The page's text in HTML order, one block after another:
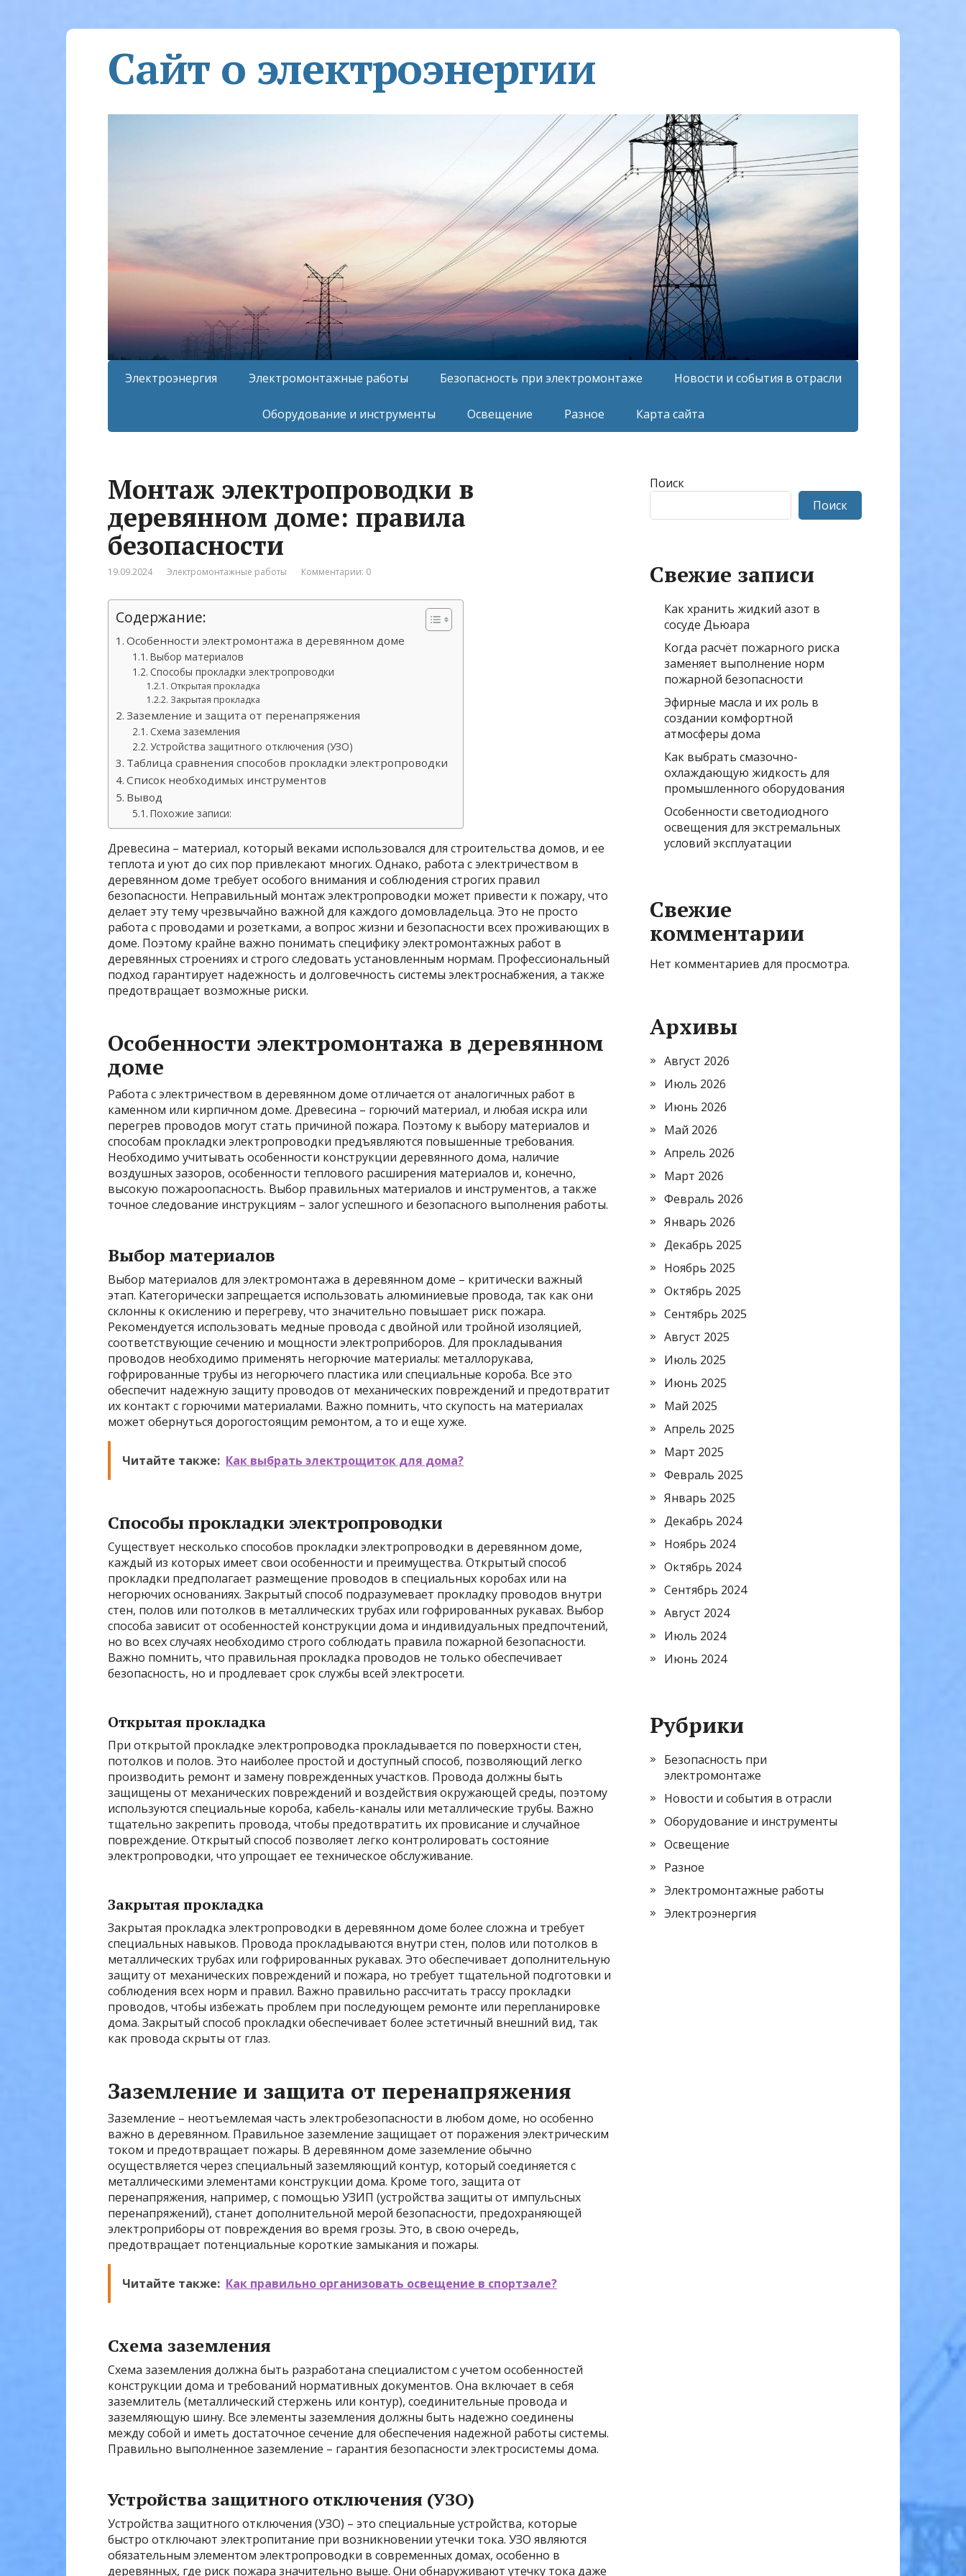
Сайт о электроэнергии
Электроэнергия Электромонтажные работы Безопасность при электромонтаже Новости и события в отрасли
Оборудование и инструменты Освещение Разное Карта сайта
Монтаж электропроводки в
деревянном доме: правила
безопасности
19.09.2024 Электромонтажные работы Комментарии: 0
Содержание:
Особенности электромонтажа в деревянном доме
Выбор материалов
Способы прокладки электропроводки
Открытая прокладка
Закрытая прокладка
Заземление и защита от перенапряжения
Схема заземления
Устройства защитного отключения (УЗО)
Таблица сравнения способов прокладки электропроводки
Список необходимых инструментов
Вывод
Похожие записи:
Древесина – материал, который веками использовался для строительства домов, и ее
теплота и уют до сих пор привлекают многих. Однако, работа с электричеством в
деревянном доме требует особого внимания и соблюдения строгих правил
безопасности. Неправильный монтаж электропроводки может привести к пожару, что
делает эту тему чрезвычайно важной для каждого домовладельца. Это не просто
работа с проводами и розетками, а вопрос жизни и безопасности всех проживающих в
доме. Поэтому крайне важно понимать специфику электромонтажных работ в
деревянных строениях и строго следовать установленным нормам. Профессиональный
подход гарантирует надежность и долговечность системы электроснабжения, а также
предотвращает возможные риски.
Особенности электромонтажа в деревянном
доме
Работа с электричеством в деревянном доме отличается от аналогичных работ в
каменном или кирпичном доме. Древесина – горючий материал, и любая искра или
перегрев проводов могут стать причиной пожара. Поэтому к выбору материалов и
способам прокладки электропроводки предъявляются повышенные требования.
Необходимо учитывать особенности конструкции деревянного дома, наличие
воздушных зазоров, особенности теплового расширения материалов и, конечно,
высокую пожароопасность. Выбор правильных материалов и инструментов, а также
точное следование инструкциям – залог успешного и безопасного выполнения работы.
Выбор материалов
Выбор материалов для электромонтажа в деревянном доме – критически важный
этап. Категорически запрещается использовать алюминиевые провода, так как они
склонны к окислению и перегреву, что значительно повышает риск пожара.
Рекомендуется использовать медные провода с двойной или тройной изоляцией,
соответствующие сечению и мощности электроприборов. Для прокладывания
проводов необходимо применять негорючие материалы: металлорукава,
гофрированные трубы из негорючего пластика или специальные короба. Все это
обеспечит надежную защиту проводов от механических повреждений и предотвратит
их контакт с горючими материалами. Важно помнить, что скупость на материалах
может обернуться дорогостоящим ремонтом, а то и еще хуже.
Читайте также: Как выбрать электрощиток для дома?
Способы прокладки электропроводки
Существует несколько способов прокладки электропроводки в деревянном доме,
каждый из которых имеет свои особенности и преимущества. Открытый способ
прокладки предполагает размещение проводов в специальных коробах или на
негорючих основаниях. Закрытый способ подразумевает прокладку проводов внутри
стен, полов или потолков в металлических трубах или гофрированных рукавах. Выбор
способа зависит от особенностей конструкции дома и индивидуальных предпочтений,
но во всех случаях необходимо строго соблюдать правила пожарной безопасности.
Важно помнить, что правильная прокладка проводов не только обеспечивает
безопасность, но и продлевает срок службы всей электросети.
Открытая прокладка
При открытой прокладке электропроводка прокладывается по поверхности стен,
потолков и полов. Это наиболее простой и доступный способ, позволяющий легко
производить ремонт и замену поврежденных участков. Провода должны быть
защищены от механических повреждений и воздействия окружающей среды, поэтому
используются специальные короба, кабель-каналы или металлические трубы. Важно
тщательно закрепить провода, чтобы предотвратить их провисание и случайное
повреждение. Открытый способ позволяет легко контролировать состояние
электропроводки, что упрощает ее техническое обслуживание.
Закрытая прокладка
Закрытая прокладка электропроводки в деревянном доме более сложна и требует
специальных навыков. Провода прокладываются внутри стен, полов или потолков в
металлических трубах или гофрированных рукавах. Это обеспечивает дополнительную
защиту от механических повреждений и пожара, но требует тщательной подготовки и
соблюдения всех норм и правил. Важно правильно рассчитать трассу прокладки
проводов, чтобы избежать проблем при последующем ремонте или перепланировке
дома. Закрытый способ прокладки обеспечивает более эстетичный внешний вид, так
как провода скрыты от глаз.
Заземление и защита от перенапряжения
Заземление – неотъемлемая часть электробезопасности в любом доме, но особенно
важно в деревянном. Правильное заземление защищает от поражения электрическим
током и предотвращает пожары. В деревянном доме заземление обычно
осуществляется через специальный заземляющий контур, который соединяется с
металлическими элементами конструкции дома. Кроме того, защита от
перенапряжения, например, с помощью УЗИП (устройства защиты от импульсных
перенапряжений), станет дополнительной мерой безопасности, предохраняющей
электроприборы от повреждения во время грозы. Это, в свою очередь,
предотвращает потенциальные короткие замыкания и пожары.
Читайте также: Как правильно организовать освещение в спортзале?
Схема заземления
Схема заземления должна быть разработана специалистом с учетом особенностей
конструкции дома и требований нормативных документов. Она включает в себя
заземлитель (металлический стержень или контур), соединительные провода и
заземляющую шину. Все элементы заземления должны быть надежно соединены
между собой и иметь достаточное сечение для обеспечения надежной работы системы.
Правильно выполненное заземление – гарантия безопасности электросистемы дома.
Устройства защитного отключения (УЗО)
Устройства защитного отключения (УЗО) – это специальные устройства, которые
быстро отключают электропитание при возникновении утечки тока. УЗО являются
обязательным элементом электропроводки в современных домах, особенно в
деревянных, где риск пожара значительно выше. Они обнаруживают утечку тока даже
Поиск
Поиск
Свежие записи
Как хранить жидкий азот в
сосуде Дьюара
Когда расчёт пожарного риска
заменяет выполнение норм
пожарной безопасности
Эфирные масла и их роль в
создании комфортной
атмосферы дома
Как выбрать смазочно-
охлаждающую жидкость для
промышленного оборудования
Особенности светодиодного
освещения для экстремальных
условий эксплуатации
Свежие
комментарии
Нет комментариев для просмотра.
Архивы
Август 2026
Июль 2026
Июнь 2026
Май 2026
Апрель 2026
Март 2026
Февраль 2026
Январь 2026
Декабрь 2025
Ноябрь 2025
Октябрь 2025
Сентябрь 2025
Август 2025
Июль 2025
Июнь 2025
Май 2025
Апрель 2025
Март 2025
Февраль 2025
Январь 2025
Декабрь 2024
Ноябрь 2024
Октябрь 2024
Сентябрь 2024
Август 2024
Июль 2024
Июнь 2024
Рубрики
Безопасность при
электромонтаже
Новости и события в отрасли
Оборудование и инструменты
Освещение
Разное
Электромонтажные работы
Электроэнергия